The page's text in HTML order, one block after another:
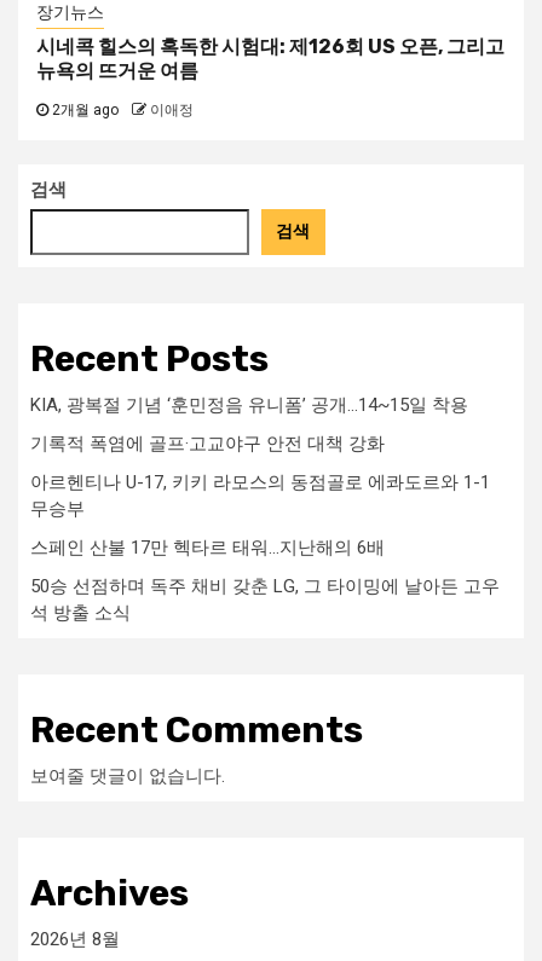
장기뉴스
시네콕 힐스의 혹독한 시험대: 제126회 US 오픈, 그리고
뉴욕의 뜨거운 여름
2개월 ago 이애정
검색
검색
Recent Posts
KIA, 광복절 기념 ‘훈민정음 유니폼’ 공개…14~15일 착용
기록적 폭염에 골프·고교야구 안전 대책 강화
아르헨티나 U-17, 키키 라모스의 동점골로 에콰도르와 1-1
무승부
스페인 산불 17만 헥타르 태워…지난해의 6배
50승 선점하며 독주 채비 갖춘 LG, 그 타이밍에 날아든 고우
석 방출 소식
Recent Comments
보여줄 댓글이 없습니다.
Archives
2026년 8월